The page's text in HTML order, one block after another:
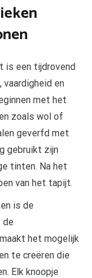
is een tijdrovend
en
met het
zoals wol of
geverfd met
gebruikt zijn
tinten. Na het
van het tapijt.
is de
de
het mogelijk
te creëren die
Elk knoopje